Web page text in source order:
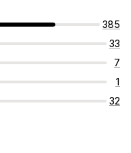
385
33
7
1
32